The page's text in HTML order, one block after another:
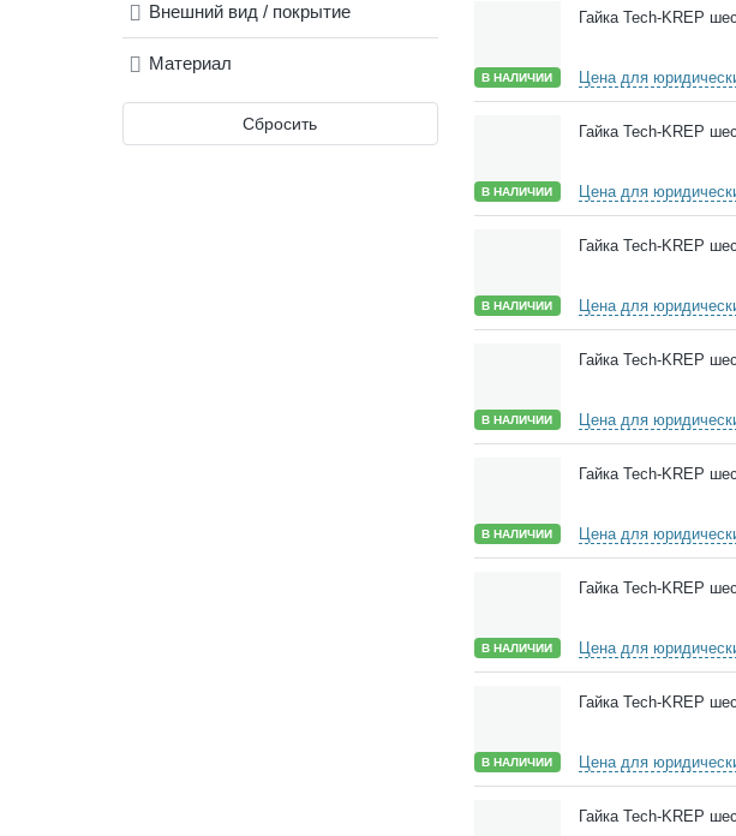
В НАЛИЧИИ
Гайка Tech-KREP
Цена для
В НАЛИЧИИ
Гайка Tech-KREP
Цена для
В НАЛИЧИИ
Гайка Tech-KREP
Цена для
В НАЛИЧИИ
Гайка Tech-KREP
Цена для
В НАЛИЧИИ
Гайка Tech-KREP
Цена для
В НАЛИЧИИ
Гайка Tech-KREP
Цена для
В НАЛИЧИИ
Гайка Tech-KREP
Цена для
Гайка Tech-KREP
Внешний вид / покрытие
Материал
Сбросить